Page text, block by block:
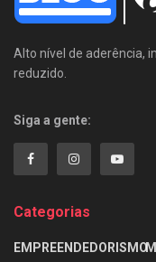
Alto nível de aderência,
reduzido.
Siga a gente:
Categorias
EMPREENDEDORISMO